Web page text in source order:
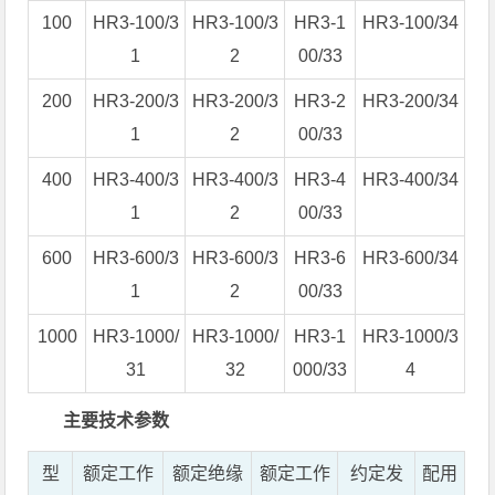
100
HR3-100/3
1
HR3-100/3
2
HR3-1
00/33
HR3-100/34
200
HR3-200/3
1
HR3-200/3
2
HR3-2
00/33
HR3-200/34
400
HR3-400/3
1
HR3-400/3
2
HR3-4
00/33
HR3-400/34
600
HR3-600/3
1
HR3-600/3
2
HR3-6
00/33
HR3-600/34
1000
HR3-1000/
31
HR3-1000/
32
HR3-1
000/33
HR3-1000/3
4
主要技术参数
型
额定工作
额定绝缘
额定工作
约定发
配用